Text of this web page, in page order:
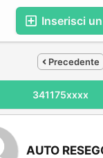
Inserisci
Precedente
341175xxxx
AUTO